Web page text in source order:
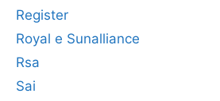
Register
Royal e Sunalliance
Rsa
Sai